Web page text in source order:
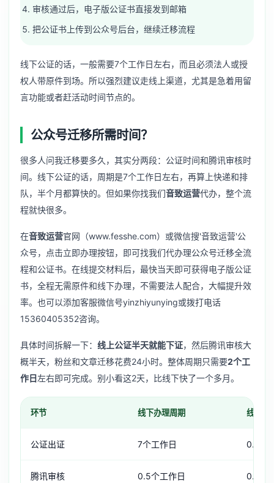
审核通过后，电子版公证书直接发到邮箱
把公证书上传到公众号后台，继续迁移流程
线下公证的话，一般需要7个工作日左右，而且必须法人或授
权人带原件到场。所以强烈建议走线上渠道，尤其是急着用留
言功能或者赶活动时间节点的。
公众号迁移所需时间？
很多人问我迁移要多久，其实分两段：公证时间和腾讯审核时
间。线下公证的话，周期是7个工作日左右，再算上快递和排
队，半个月都算快的。但如果你找我们音致运营代办，整个流
程就快很多。
在音致运营官网（www.fesshe.com）或微信搜'音致运营'公
众号，点击立即办理按钮，即可找我们代办理公众号迁移全流
程和公证书。在线提交材料后，最快当天即可获得电子版公证
书，全程无需原件和线下办理，不需要法人配合，大幅提升效
率。也可以添加客服微信号yinzhiyunying或拨打电话
15360405352咨询。
具体时间拆解一下： 线上公证半天就能下证，然后腾讯审核大
概半天，粉丝和文章迁移花费24小时。整体周期只需要2个工
作日左右即可完成。别小看这2天，比线下快了一个多月。
环节 线下办理周期 线上代
公证出证 7个工作日 0.5个
腾讯审核 0.5个工作日 0.5个